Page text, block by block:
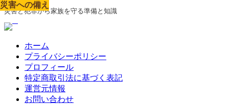
災害と犯罪から家族を守る準備と知識
ホーム
プライバシーポリシー
プロフィール
特定商取引法に基づく表記
運営元情報
お問い合わせ
災害への備え
災害への備え
災害への備え
災害への備え
災害への備え
災害への備え
災害への備え
災害への備え
災害への備え